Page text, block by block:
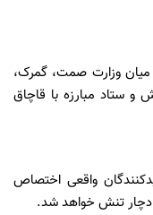
وزارت صمت، گمرک،
و ستاد مبارزه با قاچاق
واقعی اختصاص
دچار تنش خواهد شد.